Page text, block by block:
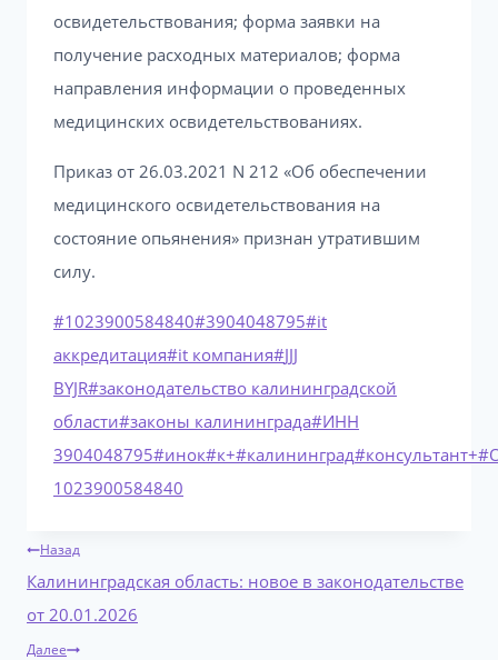
освидетельствования; форма заявки на
получение расходных материалов; форма
направления информации о проведенных
медицинских освидетельствованиях.
Приказ от 26.03.2021 N 212 «Об обеспечении
медицинского освидетельствования на
состояние опьянения» признан утратившим
силу.
Метки
записи:
#1023900584840#3904048795#it
аккредитация#it компания#JJJ
BYJR#законодательство калининградской
области#законы калининграда#ИНН
3904048795#инок#к+#калининград#консультант+#
1023900584840
Навигация
по
записям
Назад
Калининградская область: новое в законодательстве
от 20.01.2026
Далее